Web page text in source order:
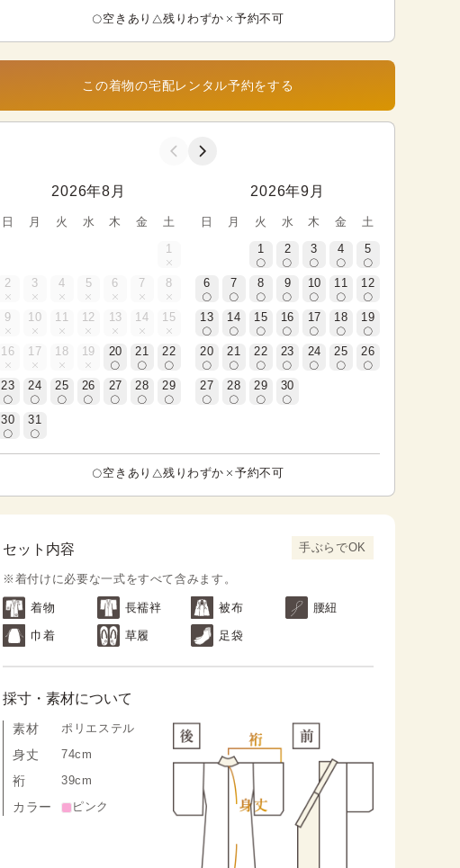
空きあり 残りわずか 予約不可
この着物の宅配レンタル予約をする
2026年8月
日 月 火 水 木 金
土
1
2 3 4 5 6 7 8
9 10 11 12 13 14 15
16 17 18 19 20 21 22
23 24 25 26 27 28 29
30 31
2026年9月
日 月 火 水 木 金
土
1
2 3 4 5
6 7 8 9 10 11 12
13 14 15 16 17 18 19
20 21 22 23 24 25 26
27 28 29 30
空きあり 残りわずか 予約不可
セット内容 手ぶらでOK
※着付けに必要な一式をすべて含みます。
着物 長襦袢 被布 腰紐
巾着 草履 足袋
採寸・素材について
素材 ポリエステル
身丈 74cm
裄 39cm
カラー ピンク